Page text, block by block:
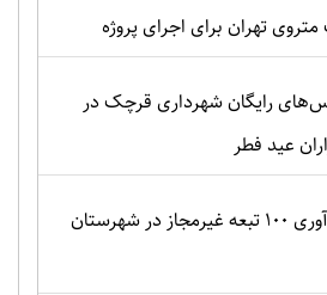
تهران برای اجرای پروژه
رایگان شهرداری قرچک در
عید فطر
جمع‌آوری ۱۰۰ تبعه غیرمجاز در شهرستان